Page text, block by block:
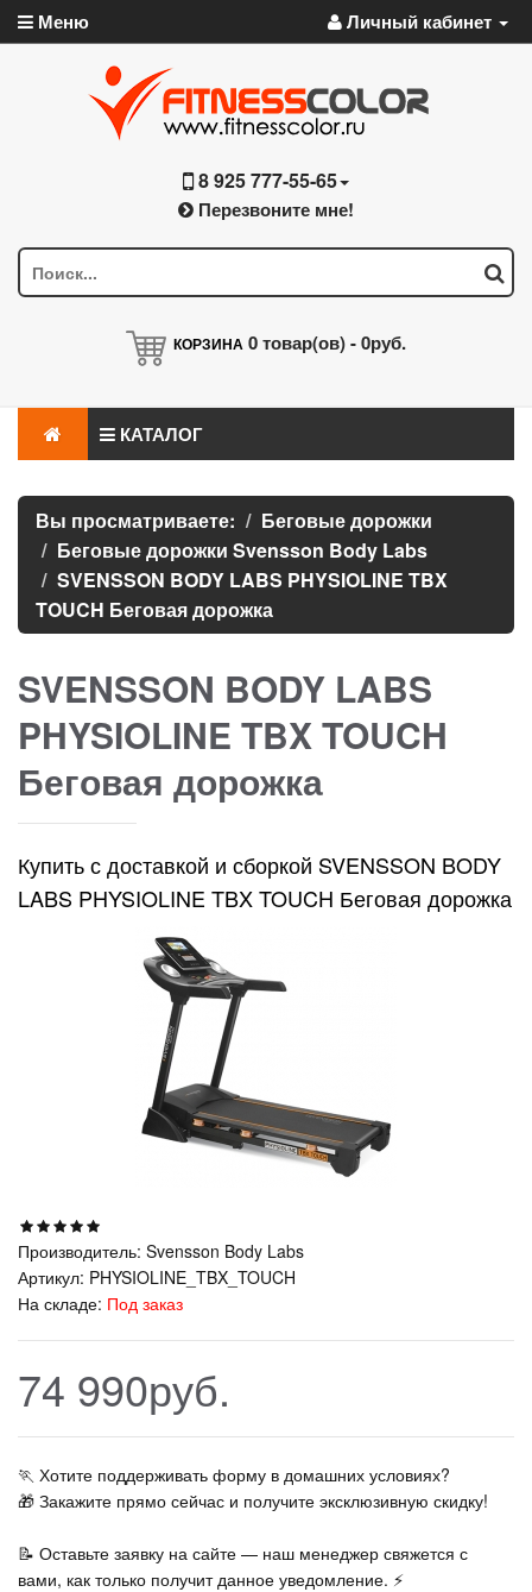
Меню Личный кабинет
8 925 777-55-65
Перезвоните мне!
КОРЗИНА 0товар(ов) -0руб.
КАТАЛОГ
Вы просматриваете:
Беговые дорожки
Беговые дорожки Svensson Body Labs
SVENSSON BODY LABS PHYSIOLINE TBX
TOUCH Беговая дорожка
SVENSSON BODY LABS
PHYSIOLINE TBX TOUCH
Беговая дорожка
Купить с доставкой и сборкой SVENSSON BODY
LABS PHYSIOLINE TBX TOUCH Беговая дорожка
Производитель: Svensson Body Labs
Артикул: PHYSIOLINE_TBX_TOUCH
На складе: Под заказ
74 990руб.
🏃‍ Хотите поддерживать форму в домашних условиях?
🎁 Закажите прямо сейчас и получите эксклюзивную скидку!
📝 Оставьте заявку на сайте — наш менеджер свяжется с
вами, как только получит данное уведомление. ⚡